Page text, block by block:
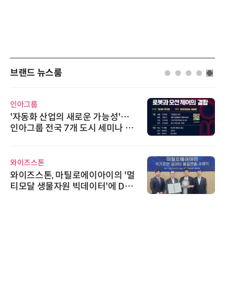
브랜드 뉴스룸
인아그룹
'자동화 산업의 새로운 가능성'…
인아그룹 전국 7개 도시 세미나 페
와이즈스톤
와이즈스톤, 마틸로에이아이의 '멀
티모달 생물자원 빅데이터'에 DQ